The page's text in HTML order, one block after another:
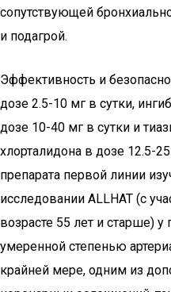
сопутствующей
и подагрой.
Эффективность и
дозе 2.5-10 мг в сутки,
дозе 10-40 мг в сутки и
хлорталидона в дозе 12.5-
препарата первой линии
исследовании ALLHAT (с
возрасте 55 лет и старше)
умеренной степенью
крайней мере, одним из